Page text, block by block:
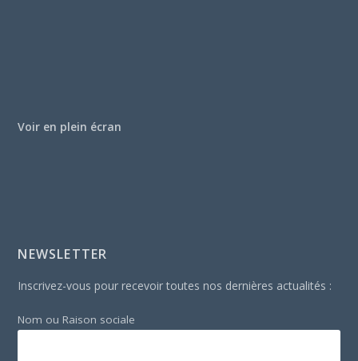
Voir en plein écran
NEWSLETTER
Inscrivez-vous pour recevoir toutes nos dernières actualités :
Nom ou Raison sociale